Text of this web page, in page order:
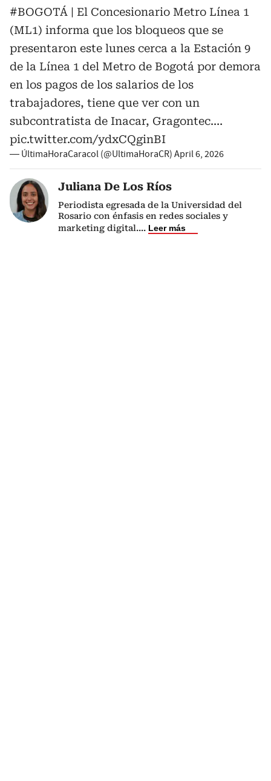
#BOGOTÁ | El Concesionario Metro Línea 1
(ML1) informa que los bloqueos que se
presentaron este lunes cerca a la Estación 9
de la Línea 1 del Metro de Bogotá por demora
en los pagos de los salarios de los
trabajadores, tiene que ver con un
subcontratista de Inacar, Gragontec.…
pic.twitter.com/ydxCQginBI
— ÚltimaHoraCaracol (@UltimaHoraCR) April 6, 2026
Juliana De Los Ríos
Periodista egresada de la Universidad del
Rosario con énfasis en redes sociales y
marketing digital.... Leer más